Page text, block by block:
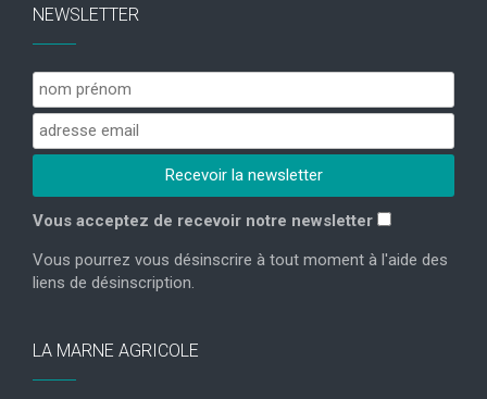
NEWSLETTER
Vous acceptez de recevoir notre newsletter
Vous pourrez vous désinscrire à tout moment à l'aide des
liens de désinscription.
LA MARNE AGRICOLE